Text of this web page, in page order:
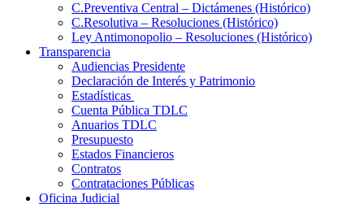
C.Preventiva Central – Dictámenes (Histórico)
C.Resolutiva – Resoluciones (Histórico)
Ley Antimonopolio – Resoluciones (Histórico)
Transparencia
Audiencias Presidente
Declaración de Interés y Patrimonio
Estadísticas
Cuenta Pública TDLC
Anuarios TDLC
Presupuesto
Estados Financieros
Contratos
Contrataciones Públicas
Oficina Judicial